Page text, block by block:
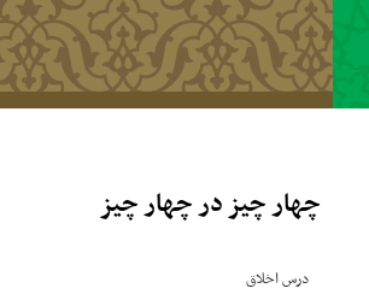
چهار چیز در چهار چیز
درس اخلاق